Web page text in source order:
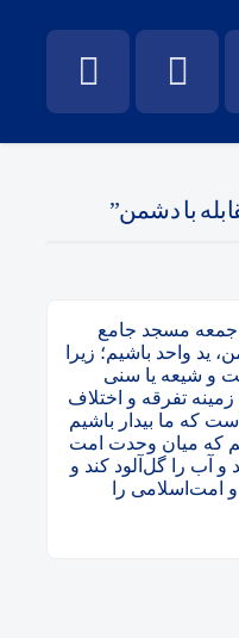
با دشمن”
جمعه مسجد جامع
واحد باشیم؛ زیرا
و شیعه یا سنی
تفرقه و اختلاف
است که ما بیدار باشیم
که میان وحدت امت
و آب را گل‌آلود کند و
امت‌اسلامی را